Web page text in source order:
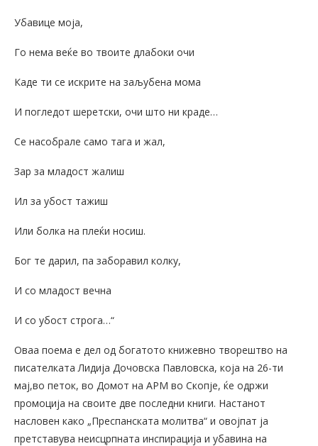
Убавице моја,
Го нема веќе во твоите длабоки очи
Каде ти се искрите на заљубена мома
И погледот шеретски, очи што ни краде…
Се насобрале само тага и жал,
Зар за младост жалиш
Ил за убост тажиш
Или болка на плеќи носиш.
Бог те дарил, па заборавил колку,
И со младост вечна
И со убост строга…“
Оваа поема е дел од богатото книжевно творештво на
писателката Лидија Дочовска Павловска, која на 26-ти
мај,во петок, во Домот на АРМ во Скопје, ќе одржи
промоција на своите две последни книги. Настанот
насловен како „Преспанската молитва“ и овојпат ја
претставува неисцрпната инспирација и убавина на